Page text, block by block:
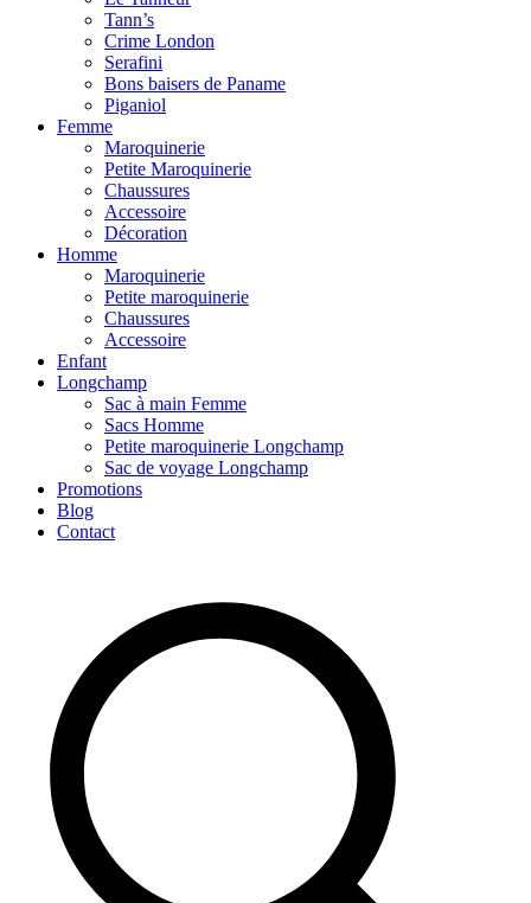
Tann’s
Crime London
Serafini
Bons baisers de Paname
Piganiol
Femme
Maroquinerie
Petite Maroquinerie
Chaussures
Accessoire
Décoration
Homme
Maroquinerie
Petite maroquinerie
Chaussures
Accessoire
Enfant
Longchamp
Sac à main Femme
Sacs Homme
Petite maroquinerie Longchamp
Sac de voyage Longchamp
Promotions
Blog
Contact